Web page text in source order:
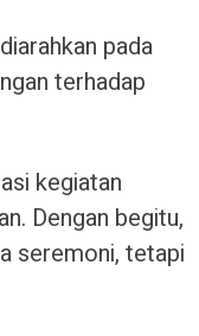
pada
terhadap
kegiatan
Dengan begitu,
seremoni, tetapi